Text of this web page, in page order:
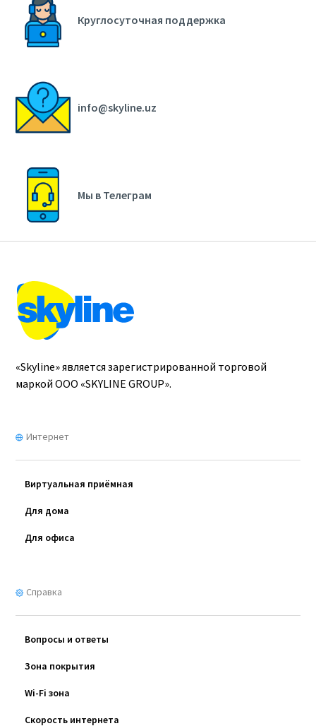
Круглосуточная поддержка
info@skyline.uz
Мы в Телеграм
«Skyline» является зарегистрированной торговой
маркой ООО «SKYLINE GROUP».
Интернет
Виртуальная приёмная
Для дома
Для офиса
Справка
Вопросы и ответы
Зона покрытия
Wi-Fi зона
Скорость интернета